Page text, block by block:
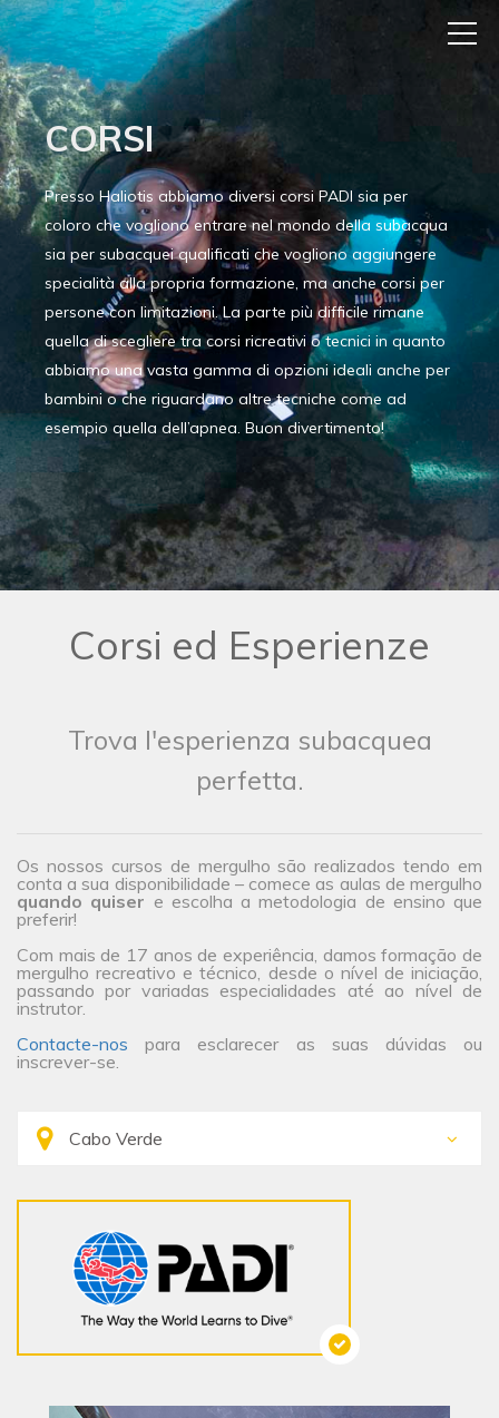
CORSI
Presso Haliotis abbiamo diversi corsi PADI sia per
coloro che vogliono entrare nel mondo della subacqua
sia per subacquei qualificati che vogliono aggiungere
specialità alla propria formazione, ma anche corsi per
persone con limitazioni. La parte più difficile rimane
quella di scegliere tra corsi ricreativi o tecnici in quanto
abbiamo una vasta gamma di opzioni ideali anche per
bambini o che riguardano altre tecniche come ad
esempio quella dell’apnea. Buon divertimento!
Corsi ed Esperienze
Trova l'esperienza subacquea
perfetta.
Os nossos cursos de mergulho são realizados tendo em
conta a sua disponibilidade – comece as aulas de mergulho
quando quiser e escolha a metodologia de ensino que
preferir!
Com mais de 17 anos de experiência, damos formação de
mergulho recreativo e técnico, desde o nível de iniciação,
passando por variadas especialidades até ao nível de
instrutor.
Contacte-nos para esclarecer as suas dúvidas ou
inscrever-se.